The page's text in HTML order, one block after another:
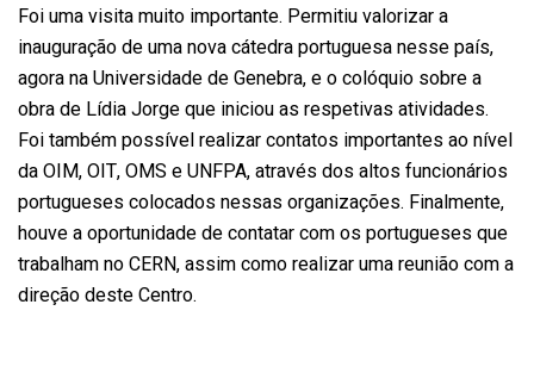
Foi uma visita muito importante. Permitiu valorizar a
inauguração de uma nova cátedra portuguesa nesse país,
agora na Universidade de Genebra, e o colóquio sobre a
obra de Lídia Jorge que iniciou as respetivas atividades.
Foi também possível realizar contatos importantes ao nível
da OIM, OIT, OMS e UNFPA, através dos altos funcionários
portugueses colocados nessas organizações. Finalmente,
houve a oportunidade de contatar com os portugueses que
trabalham no CERN, assim como realizar uma reunião com a
direção deste Centro.